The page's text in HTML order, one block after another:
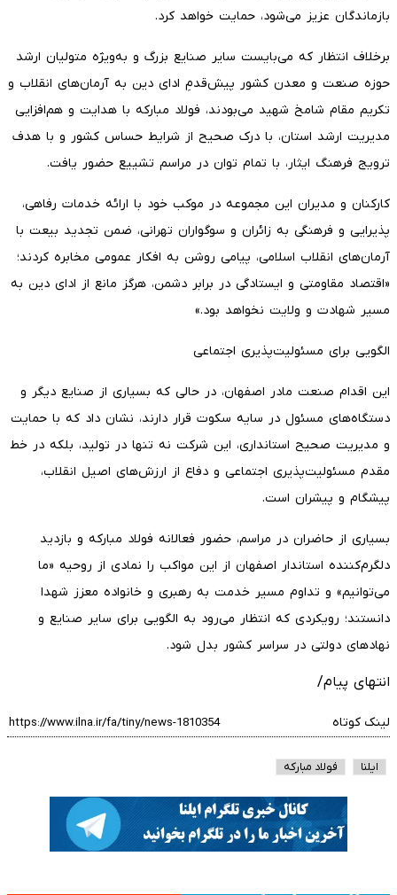
بازماندگان عزیز می‌شود، حمایت خواهد کرد.
​برخلاف انتظار که می‌بایست سایر صنایع بزرگ و به‌ویژه متولیان ارشد
حوزه صنعت و معدن کشور پیش‌قدمِ ادای دین به آرمان‌های انقلاب و
تکریم مقام شامخ شهید می‌بودند، فولاد مبارکه با هدایت و هم‌افزایی
مدیریت ارشد استان، با درک صحیح از شرایط حساس کشور و با هدف
ترویج فرهنگ ایثار، با تمام توان در مراسم تشییع حضور یافت.
​کارکنان و مدیران این مجموعه در موکب خود با ارائه خدمات رفاهی،
پذیرایی و فرهنگی به زائران و سوگواران تهرانی، ضمن تجدید بیعت با
آرمان‌های انقلاب اسلامی، پیامی روشن به افکار عمومی مخابره کردند؛
«اقتصاد مقاومتی و ایستادگی در برابر دشمن، هرگز مانع از ادای دین به
مسیر شهادت و ولایت نخواهد بود.»
​الگویی برای مسئولیت‌پذیری اجتماعی
​این اقدام صنعت مادر اصفهان، در حالی که بسیاری از صنایع دیگر و
دستگاه‌های مسئول در سایه سکوت قرار دارند، نشان داد که با حمایت
و مدیریت صحیح استانداری، این شرکت نه تنها در تولید، بلکه در خط
مقدم مسئولیت‌پذیری اجتماعی و دفاع از ارزش‌های اصیل انقلاب،
پیشگام و پیشران است.
​بسیاری از حاضران در مراسم، حضور فعالانه فولاد مبارکه و بازدید
دلگرم‌کننده استاندار اصفهان از این مواکب را نمادی از روحیه «ما
می‌توانیم» و تداوم مسیر خدمت به رهبری و خانواده معزز شهدا
دانستند؛ رویکردی که انتظار می‌رود به الگویی برای سایر صنایع و
نهادهای دولتی در سراسر کشور بدل شود.
انتهای پیام/
لینک کوتاه
ایلنا فولاد مبارکه